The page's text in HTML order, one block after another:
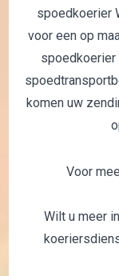
spoedkoerier
voor een op
spoedkoerier
komen uw
Voor
Wilt u meer